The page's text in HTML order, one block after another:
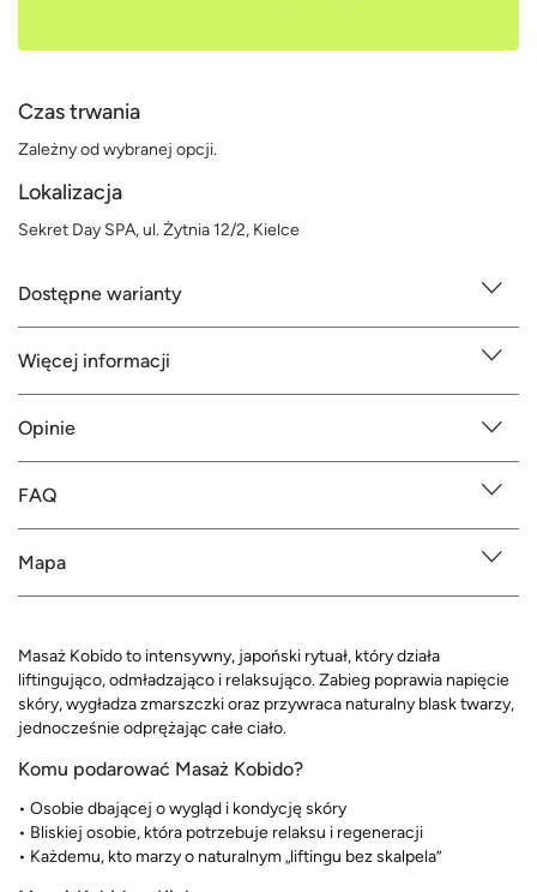
Czas trwania
Zależny od wybranej opcji.
Lokalizacja
Sekret Day SPA, ul. Żytnia 12/2, Kielce
Dostępne warianty
Więcej informacji
Opinie
FAQ
Mapa
Masaż Kobido to intensywny, japoński rytuał, który działa
liftingująco, odmładzająco i relaksująco. Zabieg poprawia napięcie
skóry, wygładza zmarszczki oraz przywraca naturalny blask twarzy,
jednocześnie odprężając całe ciało.
Komu podarować Masaż Kobido?
• Osobie dbającej o wygląd i kondycję skóry
• Bliskiej osobie, która potrzebuje relaksu i regeneracji
• Każdemu, kto marzy o naturalnym „liftingu bez skalpela”